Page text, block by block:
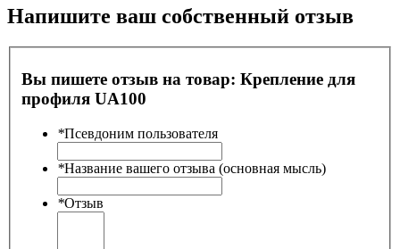
Напишите ваш собственный отзыв
Вы пишете отзыв на товар: Крепление для
профиля UA100
*Псевдоним пользователя
*Название вашего отзыва (основная мысль)
*Отзыв